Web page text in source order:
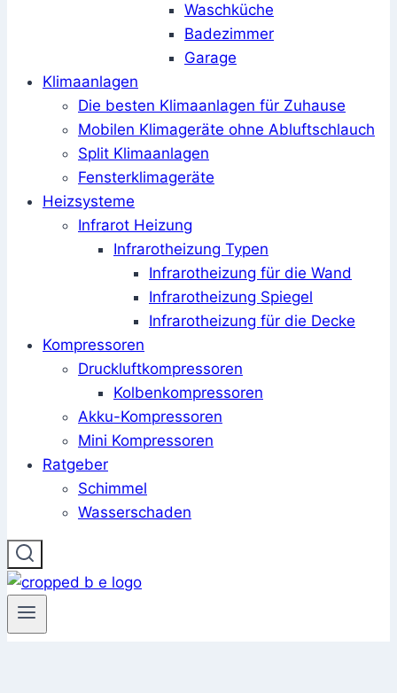
Waschküche
Badezimmer
Garage
Klimaanlagen
Die besten Klimaanlagen für Zuhause
Mobilen Klimageräte ohne Abluftschlauch
Split Klimaanlagen
Fensterklimageräte
Heizsysteme
Infrarot Heizung
Infrarotheizung Typen
Infrarotheizung für die Wand
Infrarotheizung Spiegel
Infrarotheizung für die Decke
Kompressoren
Druckluftkompressoren
Kolbenkompressoren
Akku-Kompressoren
Mini Kompressoren
Ratgeber
Schimmel
Wasserschaden